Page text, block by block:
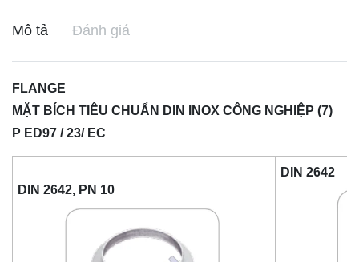
Mô tả Đánh giá
FLANGE
MẶT BÍCH TIÊU CHUẨN DIN INOX CÔNG NGHIỆP (7)
P ED97 / 23/ EC
DIN 2642, PN 10
DIN 2642